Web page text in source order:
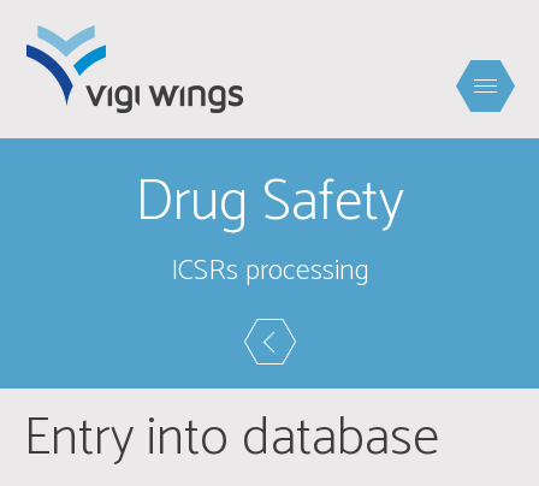
Drug Safety
ICSRs processing
Entry into database